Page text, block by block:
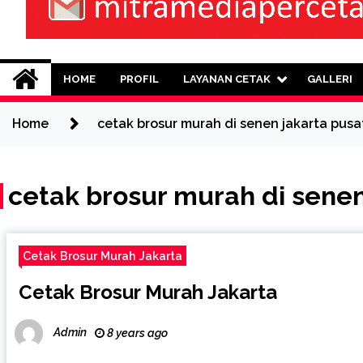
Mitra Media
0813-1670-6191 (Call/WA)
HOME PROFIL LAYANAN CETAK GALLERI
Home cetak brosur murah di senen jakarta
cetak brosur murah di
Cetak Brosur Murah Jakarta
Cetak Brosur Murah Jakarta
Admin 8 years ago